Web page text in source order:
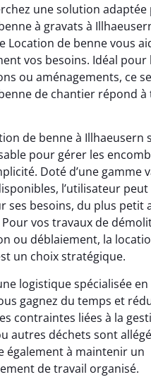
une solution adaptée
à gravats à
Location de benne vous
vos besoins. Idéal pour
ou aménagements, ce
de chantier répond à
de benne à Illhaeusern
pour gérer les
Doté d’une gamme
l’utilisateur
ses besoins, du plus petit
vos travaux de
ou déblaiement, la
un choix stratégique.
logistique spécialisée
gagnez du temps et
contraintes liées à la
autres déchets sont
également à maintenir un
de travail organisé.